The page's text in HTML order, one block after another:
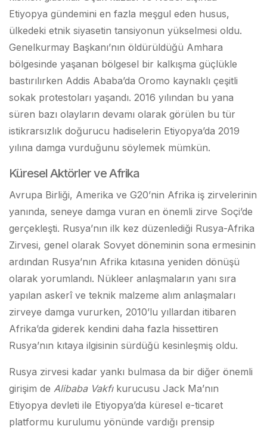
Etiyopya gündemini en fazla meşgul eden husus,
ülkedeki etnik siyasetin tansiyonun yükselmesi oldu.
Genelkurmay Başkanı’nın öldürüldüğü Amhara
bölgesinde yaşanan bölgesel bir kalkışma güçlükle
bastırılırken Addis Ababa’da Oromo kaynaklı çeşitli
sokak protestoları yaşandı. 2016 yılından bu yana
süren bazı olayların devamı olarak görülen bu tür
istikrarsızlık doğurucu hadiselerin Etiyopya’da 2019
yılına damga vurduğunu söylemek mümkün.
Küresel Aktörler ve Afrika
Avrupa Birliği, Amerika ve G20’nin Afrika iş zirvelerinin
yanında, seneye damga vuran en önemli zirve Soçi’de
gerçekleşti. Rusya’nın ilk kez düzenlediği Rusya-Afrika
Zirvesi, genel olarak Sovyet döneminin sona ermesinin
ardından Rusya’nın Afrika kıtasına yeniden dönüşü
olarak yorumlandı. Nükleer anlaşmaların yanı sıra
yapılan askerî ve teknik malzeme alım anlaşmaları
zirveye damga vururken, 2010’lu yıllardan itibaren
Afrika’da giderek kendini daha fazla hissettiren
Rusya’nın kıtaya ilgisinin sürdüğü kesinleşmiş oldu.
Rusya zirvesi kadar yankı bulmasa da bir diğer önemli
girişim de Alibaba Vakfı kurucusu Jack Ma’nın
Etiyopya devleti ile Etiyopya’da küresel e-ticaret
platformu kurulumu yönünde vardığı prensip